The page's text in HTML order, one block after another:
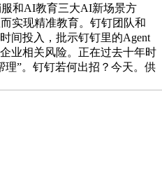
和AI教育三大AI新场景方
实现精准教育。钉钉团队和
间投入，批示钉钉里的Agent
业相关风险。正在过去十年时
”。钉钉若何出招？今天。供